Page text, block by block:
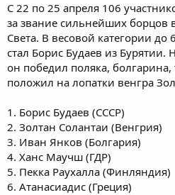
С 22 по 25 апреля 106
за звание сильнейших борцов
Света. В весовой категории
стал Борис Будаев из Бурятии.
он победил поляка,
положил на лопатки венгра
1. Борис Будаев (СССР)
2. Золтан Солантаи (Венгрия)
3. Иван Янков (Болгария)
4. Ханс Маучш (ГДР)
5. Пекка Раухалла (Финляндия)
6. Атанасиадис (Греция)